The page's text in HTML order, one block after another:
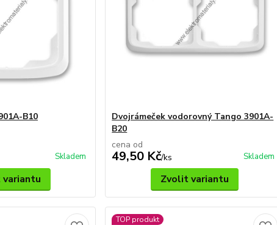
B10
Skladem
Dvojrámeček vodorovný Tango 3901A-
B20
cena od
49,50 Kč/ks Skladem
Zvolit variantu
TOP produkt